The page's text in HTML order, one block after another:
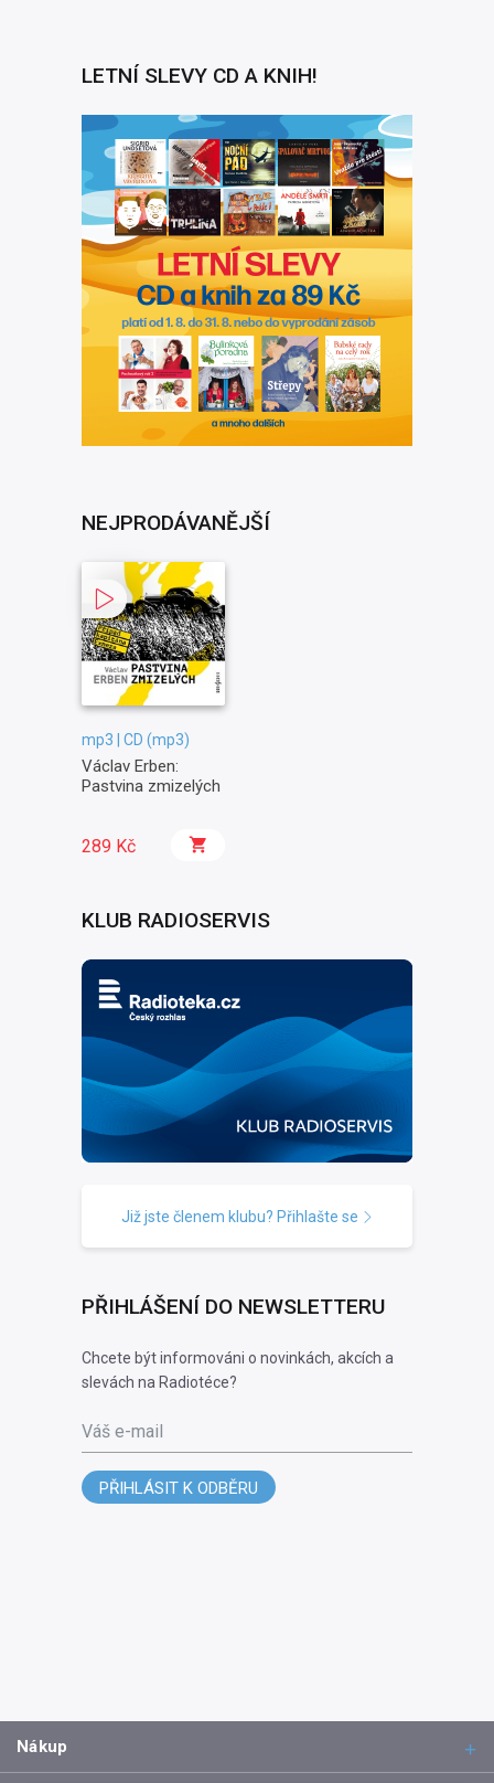
LETNÍ SLEVY CD A KNIH!
NEJPRODÁVANĚJŠÍ
mp3 | CD (mp3)
Václav Erben:
Pastvina zmizelých
289 Kč
KLUB RADIOSERVIS
Již jste členem klubu? Přihlašte se
PŘIHLÁŠENÍ DO NEWSLETTERU
Chcete být informováni o novinkách, akcích a
slevách na Radiotéce?
Váš e-mail
PŘIHLÁSIT K ODBĚRU
Nákup